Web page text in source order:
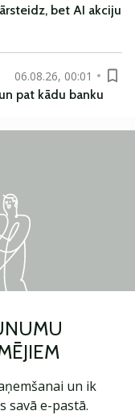
bet AI akciju
06.08.26, 00:01
pat kādu banku
un ik
savā e-pastā.